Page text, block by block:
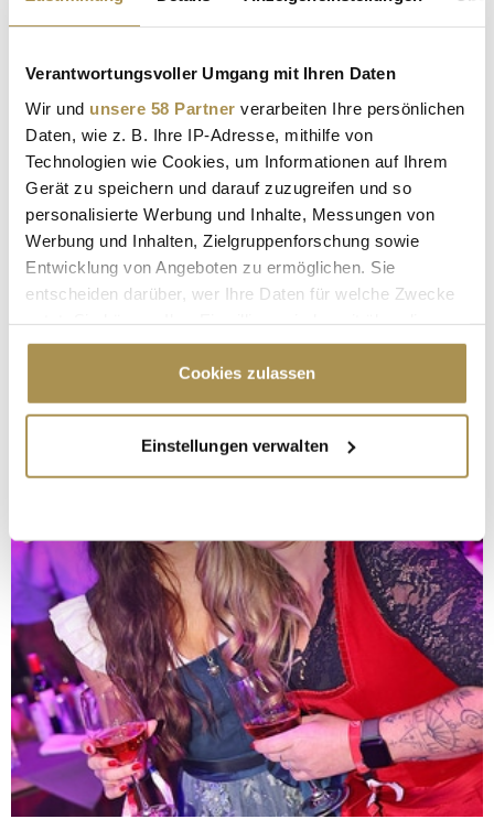
Verantwortungsvoller Umgang mit Ihren Daten
Wir und unsere 58 Partner verarbeiten Ihre persönlichen
Daten, wie z. B. Ihre IP-Adresse, mithilfe von
Technologien wie Cookies, um Informationen auf Ihrem
Gerät zu speichern und darauf zuzugreifen und so
personalisierte Werbung und Inhalte, Messungen von
Werbung und Inhalten, Zielgruppenforschung sowie
Entwicklung von Angeboten zu ermöglichen. Sie
entscheiden darüber, wer Ihre Daten für welche Zwecke
Cookie-Erklärung oder durch Klicken auf das Privacy
Trigger Symbol ändern oder widerrufen
Informationen über Ihre geografische Lage
erfassen, welche bis auf einige Meter genau sein
bestimmten Merkmalen (Fingerprinting) identifizieren
Erfahren Sie mehr darüber, wie Ihre persönlichen Daten
verarbeitet werden, und legen Sie Ihre Präferenzen im
Abschnitt Einzelheitenfest.
Wir verwenden Cookies, um Inhalte und Anzeigen zu
personalisieren, Funktionen für soziale Medien anbieten
zu können und die Zugriffe auf unsere Website zu
analysieren. Außerdem geben wir Informationen zu Ihrer
Verwendung unserer Website an unsere Partner für
Cookies zulassen
Einstellungen verwalten